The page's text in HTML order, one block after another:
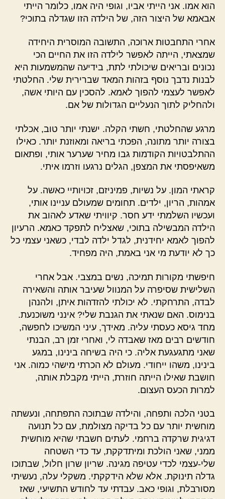
הוא אמו. אני הייתי אביו, וגופי היה אמו, כלומר הייתי
אבאמא של היצור הזה, של הילדה הזו שגדלה בתוכי?
אחרי התחבטות ארוכה, התשובה המוסרית היחידה
שמצאתי, הייתה לאפשר לילדה הזו את החיים הכי
נכונים ובריאים שיכולתי לתת, בידיעה שהמשמעות היא
לבנות נדבך נוסף בזהות המאד שברירית שלי. החלטתי
לאפשר לעצמי להפוך לאמא. להסכין עם היותי אשה,
ולהחליק לתוך הנעליים הגדולות של אם.
מרגע שהחלטתי, חשתי הקלה. ישנתי יותר טוב, אכלתי
בצורה יותר מתונה, הפכתי בריאה ומאוזנת יותר. כאילו
ההתלבטויות הקודמות גבו מחיר שערער אותי, ופתאום
משאיפסתי את המצפן, הגלים נרגעו וזרמו איתי.
קראתי המון. על נשיות, פמיניזם, זכויותיי כאשה. על
אמהות, הריון, ילדים. תחומים שמעולם עניינו אותי,
ועכשיו השלמתי ידע חסר. קיוויתי שאדע לאהוב את
הילדה המבשילה בתוכי, שאצליח לתפקד כאמא. הרעיון
להפוך לאמא יחידנית, לגדל ילדה לבדי, כשאני עצמי כל
כך לא יודעת מי אני באמת, היה מפחיד.
חיפשתי מקורות תמיכה, נשים במצבי. אבל אחרי
השלישית שסיפרה על המנוול שעיבר אותה והשאירה
לבדה, התרחקתי. לא יכולתי להזדהות איתן, ולהנהן
בנימוס. האם שנאתי את הגנבת שלי? אינני משוכנעת.
מחד גיסא כעסתי עליה. מאידך, עיני המשיכו לחפשה,
חודשים רבים מאז שאבדה לי, ואחרי זמן רב, הבנתי
שאני מתגעגעת אליה. כי היה בשיחה בינינו, במגע
בינינו, משהו ייחודי. מעולם לא הכרתי מישהי כמוה. אני
חושבת שאילו הייתה חוזרת, הייתי מקבלת אותה,
למרות הכעס העצום.
בטני הלכה ותפחה, והילדה שבתוכה התפתחה, ונעשתה
מוחשית יותר עם כל בדיקה מצולמת, עם כל תנועה
דגיגית שרקדה ברחמי. לעתים חשבתי שהיא מוחשית
ממני, שאני הולכת ומיתדקקת, עד כדי השטחה
שלי-עצמי לכדי עטיפה מגינה. שריון שרון חלול, שבתוכו
גדלה תינוקת. אלא שלא הידקקתי. משקלי עלה, נעשיתי
מסורבלת, וגופי כאב. עבדתי עד לחודש התשיעי, שאז